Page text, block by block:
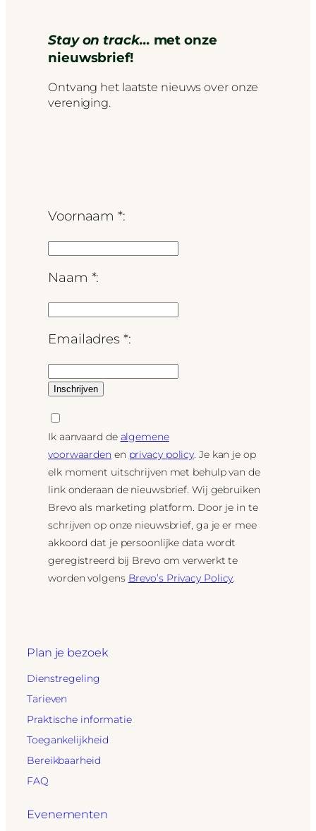
Stay on track… met onze
nieuwsbrief!
Ontvang het laatste nieuws over onze
vereniging.
Voornaam *:
Naam *:
Emailadres *:
Ik aanvaard de algemene
voorwaarden en privacy policy. Je kan je op
elk moment uitschrijven met behulp van de
link onderaan de nieuwsbrief. Wij gebruiken
Brevo als marketing platform. Door je in te
schrijven op onze nieuwsbrief, ga je er mee
akkoord dat je persoonlijke data wordt
geregistreerd bij Brevo om verwerkt te
worden volgens Brevo’s Privacy Policy.
Plan je bezoek
Dienstregeling
Tarieven
Praktische informatie
Toegankelijkheid
Bereikbaarheid
FAQ
Evenementen